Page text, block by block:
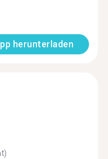
herunterladen